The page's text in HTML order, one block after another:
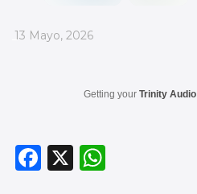
_
13 Mayo, 2026
Getting your Trinity Audio
F
X